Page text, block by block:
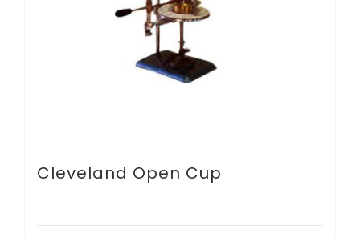
Cleveland Open Cup